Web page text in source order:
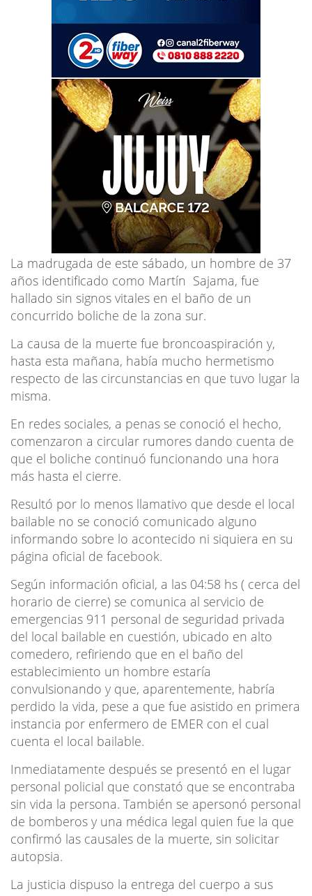
La madrugada de este sábado, un hombre de 37
años identificado como Martín Sajama, fue
hallado sin signos vitales en el baño de un
concurrido boliche de la zona sur.
La causa de la muerte fue broncoaspiración y,
hasta esta mañana, había mucho hermetismo
respecto de las circunstancias en que tuvo lugar la
misma.
En redes sociales, a penas se conoció el hecho,
comenzaron a circular rumores dando cuenta de
que el boliche continuó funcionando una hora
más hasta el cierre.
Resultó por lo menos llamativo que desde el local
bailable no se conoció comunicado alguno
informando sobre lo acontecido ni siquiera en su
página oficial de facebook.
Según información oficial, a las 04:58 hs ( cerca del
horario de cierre) se comunica al servicio de
emergencias 911 personal de seguridad privada
del local bailable en cuestión, ubicado en alto
comedero, refiriendo que en el baño del
establecimiento un hombre estaría
convulsionando y que, aparentemente, habría
perdido la vida, pese a que fue asistido en primera
instancia por enfermero de EMER con el cual
cuenta el local bailable.
Inmediatamente después se presentó en el lugar
personal policial que constató que se encontraba
sin vida la persona. También se apersonó personal
de bomberos y una médica legal quien fue la que
confirmó las causales de la muerte, sin solicitar
autopsia.
La justicia dispuso la entrega del cuerpo a sus